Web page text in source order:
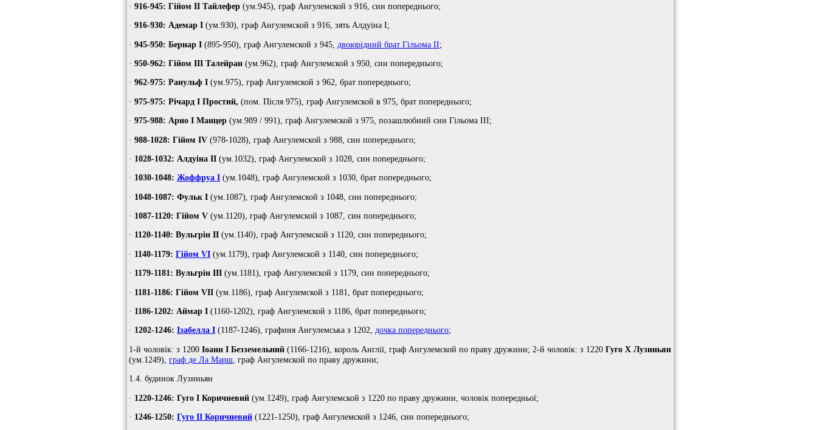
· 916-945: Гійом II Тайлефер (ум.945), граф Ангулемской з 916, син попереднього;
· 916-930: Адемар I (ум.930), граф Ангулемской з 916, зять Алдуіна I;
· 945-950: Бернар I (895-950), граф Ангулемской з 945, двоюрідний брат Гільома II;
· 950-962: Гійом III Талейран (ум.962), граф Ангулемской з 950, син попереднього;
· 962-975: Ранульф I (ум.975), граф Ангулемской з 962, брат попереднього;
· 975-975: Річард I Простий, (пом. Після 975), граф Ангулемской в 975, брат попереднього;
· 975-988: Арно I Манцер (ум.989 / 991), граф Ангулемской з 975, позашлюбний син Гільома III;
· 988-1028: Гійом IV (978-1028), граф Ангулемской з 988, син попереднього;
· 1028-1032: Алдуіна II (ум.1032), граф Ангулемской з 1028, син попереднього;
· 1030-1048: Жоффруа I (ум.1048), граф Ангулемской з 1030, брат попереднього;
· 1048-1087: Фульк I (ум.1087), граф Ангулемской з 1048, син попереднього;
· 1087-1120: Гійом V (ум.1120), граф Ангулемской з 1087, син попереднього;
· 1120-1140: Вульгрін II (ум.1140), граф Ангулемской з 1120, син попереднього;
· 1140-1179: Гійом VI (ум.1179), граф Ангулемской з 1140, син попереднього;
· 1179-1181: Вульгрін III (ум.1181), граф Ангулемской з 1179, син попереднього;
· 1181-1186: Гійом VII (ум.1186), граф Ангулемской з 1181, брат попереднього;
· 1186-1202: Аймар I (1160-1202), граф Ангулемской з 1186, брат попереднього;
· 1202-1246: Ізабелла I (1187-1246), графиня Ангулемська з 1202, дочка попереднього;
1-й чоловік: з 1200 Іоанн I Безземельний (1166-1216), король Англії, граф Ангулемской по праву дружини; 2-й чоловік: з 1220 Гуго Х Лузиньян
(ум.1249), граф де Ла Марш , граф Ангулемской по праву дружини;
1.4. будинок Лузиньян
· 1220-1246: Гуго I Коричневий (ум.1249), граф Ангулемской з 1220 по праву дружини, чоловік попередньої;
· 1246-1250: Гуго II Коричневий (1221-1250), граф Ангулемской з 1246, син попереднього;